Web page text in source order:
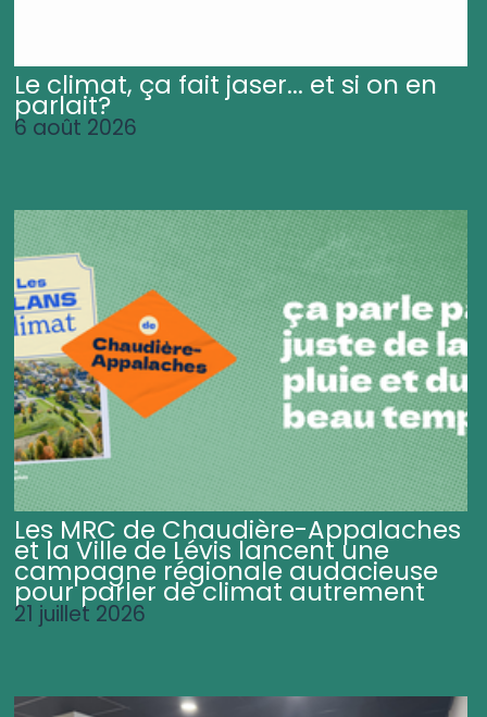
Le climat, ça fait jaser... et si on en
parlait?
6 août 2026
Les MRC de Chaudière-Appalaches
et la Ville de Lévis lancent une
campagne régionale audacieuse
pour parler de climat autrement
21 juillet 2026